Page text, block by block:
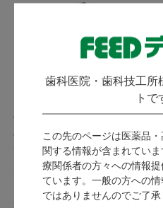
歯科医院・歯科技工所
トで
この先のページは医薬品
関する情報が含まれてい
療関係者の方々への情報
ています。一般の方への
ではありませんのでご了承
ハイデンタル製咬合器用
パーツ
(5件)
デンケン・ハイデンタル
発送： 8月下旬